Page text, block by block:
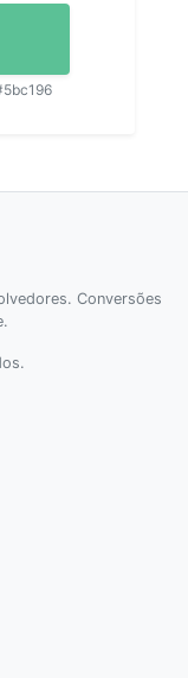
Conversões